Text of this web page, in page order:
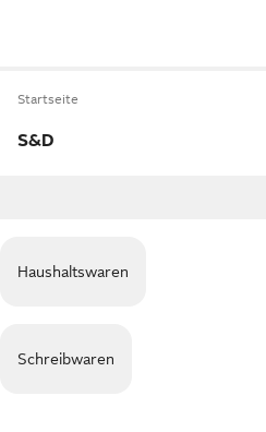
Startseite
S&D
Haushaltswaren
Schreibwaren